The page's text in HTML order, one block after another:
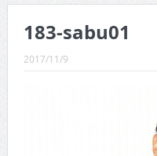
CINEMA×STYLE 290号
CINEMA×STYLE 289号
CINEMA×STYLE 286号
183-sabu01
2017/11/9